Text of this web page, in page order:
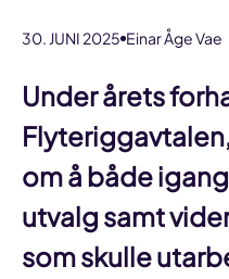
30. JUNI 2025 Einar Åge Vae
Under årets
om å både
utvalg samt
som skulle